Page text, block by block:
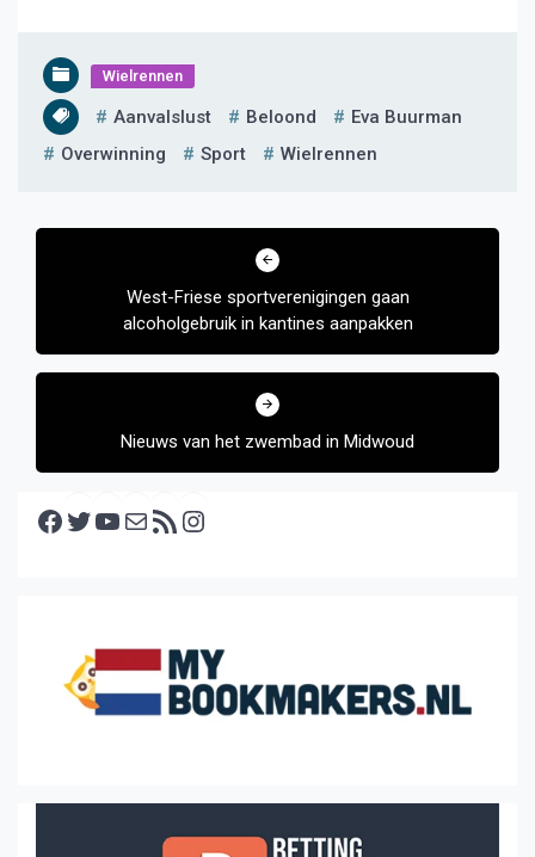
Wielrennen
Aanvalslust Beloond
Eva Buurman
Overwinning
Sport Wielrennen
Bericht
West-Friese sportverenigingen gaan
alcoholgebruik in kantines aanpakken
Nieuws van het zwembad in Midwoud
Facebook Twitter YouTube E-mail RSS feed